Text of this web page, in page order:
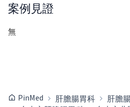
案例見證
無
PinMed 肝膽腸胃科
肝膽